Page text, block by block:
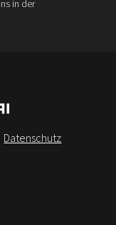
in der
Datenschutz